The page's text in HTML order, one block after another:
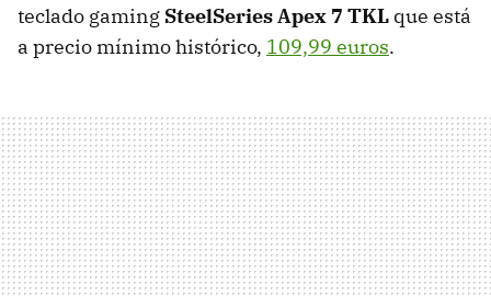
teclado gaming SteelSeries Apex 7 TKL que está
a precio mínimo histórico, 109,99 euros.